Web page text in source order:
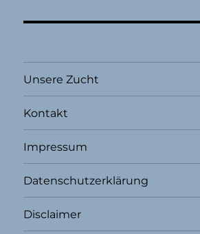
Unsere Zucht
Kontakt
Impressum
Datenschutzerklärung
Disclaimer